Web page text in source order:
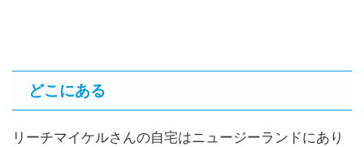
どこにある
リーチマイケルさんの自宅はニュージーランドにあり